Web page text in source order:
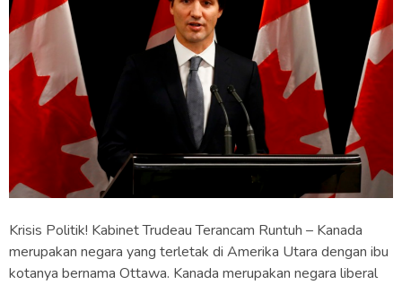
Krisis Politik! Kabinet Trudeau Terancam Runtuh – Kanada
merupakan negara yang terletak di Amerika Utara dengan ibu
kotanya bernama Ottawa. Kanada merupakan negara liberal